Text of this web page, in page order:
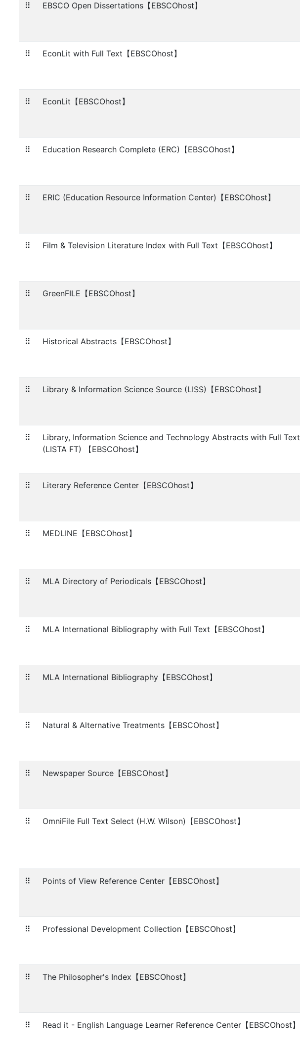
⠿ EBSCO Open Dissertations【EBSCOhost】
⠿ EconLit with Full Text【EBSCOhost】
⠿ EconLit【EBSCOhost】
⠿ Education Research Complete (ERC)【EBSCOhost】
⠿ ERIC (Education Resource Information Center)【EBSCOhost】
⠿ Film & Television Literature Index with Full Text【EBSCOhost】
⠿ GreenFILE【EBSCOhost】
⠿ Historical Abstracts【EBSCOhost】
⠿ Library & Information Science Source (LISS)【EBSCOhost】
⠿
Library, Information Science and Technology Abstracts with Full Text
(LISTA FT) 【EBSCOhost】
⠿ Literary Reference Center【EBSCOhost】
⠿ MEDLINE【EBSCOhost】
⠿ MLA Directory of Periodicals【EBSCOhost】
⠿ MLA International Bibliography with Full Text【EBSCOhost】
⠿ MLA International Bibliography【EBSCOhost】
⠿ Natural & Alternative Treatments【EBSCOhost】
⠿ Newspaper Source【EBSCOhost】
⠿ OmniFile Full Text Select (H.W. Wilson)【EBSCOhost】
⠿ Points of View Reference Center【EBSCOhost】
⠿ Professional Development Collection【EBSCOhost】
⠿ The Philosopher's Index【EBSCOhost】
⠿ Read it - English Language Learner Reference Center【EBSCOhost】